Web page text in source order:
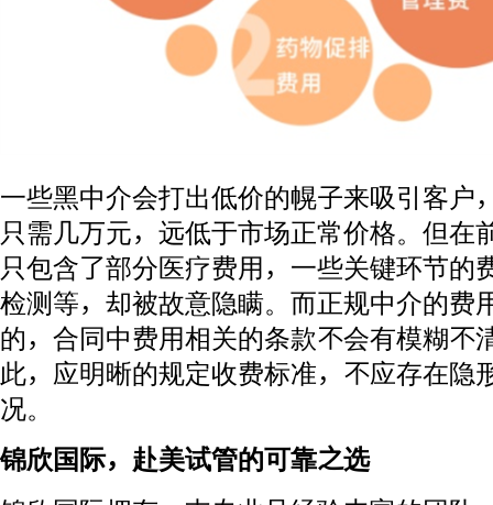
一些黑中介会打出低价的幌子来吸引客户
只需几万元，远低于市场正常价格。但在
只包含了部分医疗费用，一些关键环节的
检测等，却被故意隐瞒。而正规中介的费
的，合同中费用相关的条款不会有模糊不
此，应明晰的规定收费标准，不应存在隐
况。
锦欣国际，赴美试管的可靠之选